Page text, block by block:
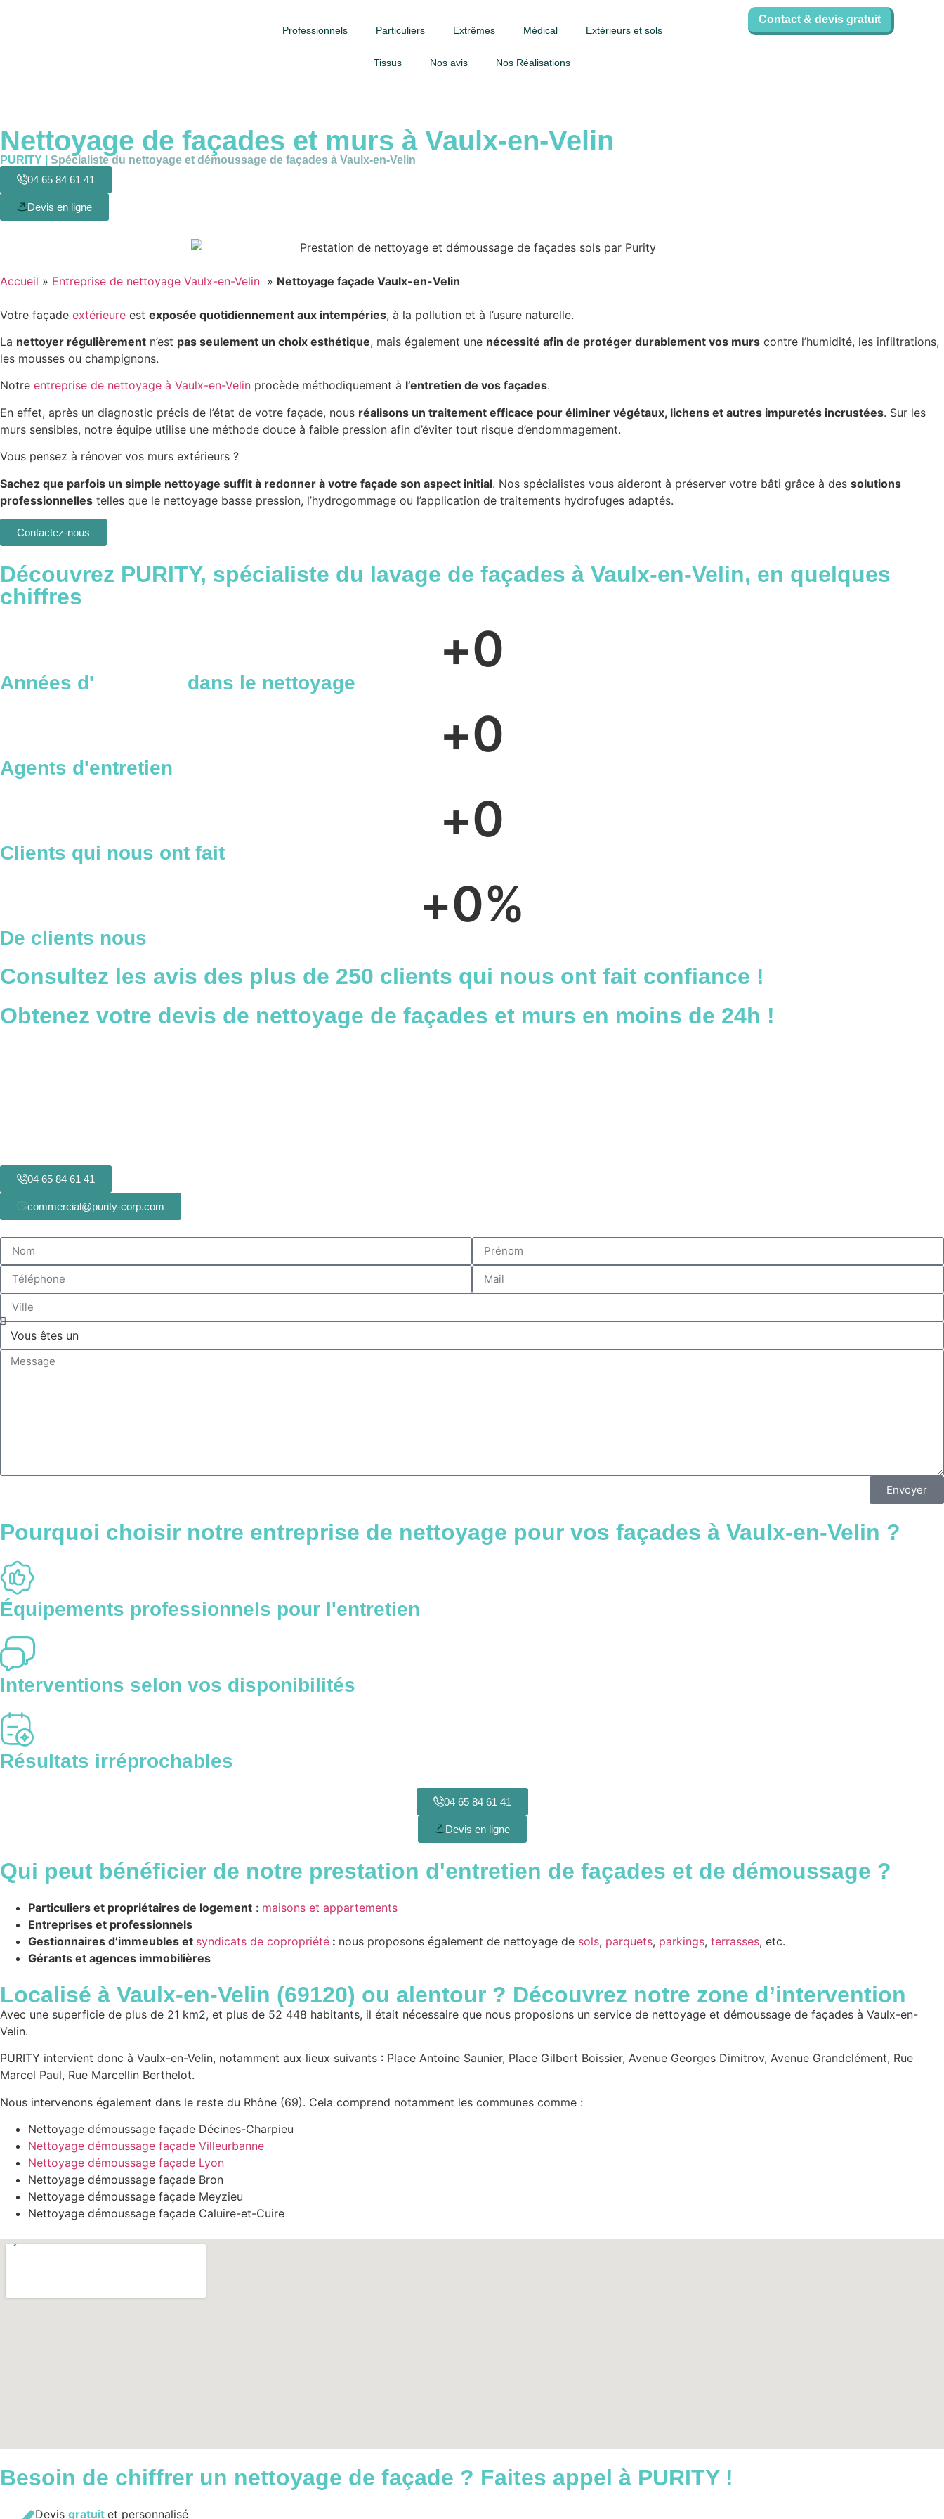
Professionnels Particuliers Extrêmes Médical Extérieurs et sols
Tissus Nos avis Nos Réalisations
Contact & devis gratuit
Nettoyage de façades et murs à Vaulx-en-Velin
PURITY | Spécialiste du nettoyage et démoussage de façades à Vaulx-en-Velin
04 65 84 61 41
Devis en ligne
Accueil » Entreprise de nettoyage Vaulx-en-Velin » Nettoyage façade Vaulx-en-Velin
Votre façade extérieure est exposée quotidiennement aux intempéries, à la pollution et à l’usure naturelle.
La nettoyer régulièrement n’est pas seulement un choix esthétique, mais également une nécessité afin de protéger durablement vos murs contre l’humidité, les infiltrations,
les mousses ou champignons.
Notre entreprise de nettoyage à Vaulx-en-Velin procède méthodiquement à l’entretien de vos façades.
En effet, après un diagnostic précis de l’état de votre façade, nous réalisons un traitement efficace pour éliminer végétaux, lichens et autres impuretés incrustées. Sur les
murs sensibles, notre équipe utilise une méthode douce à faible pression afin d’éviter tout risque d’endommagement.
Vous pensez à rénover vos murs extérieurs ?
Sachez que parfois un simple nettoyage suffit à redonner à votre façade son aspect initial. Nos spécialistes vous aideront à préserver votre bâti grâce à des solutions
professionnelles telles que le nettoyage basse pression, l’hydrogommage ou l’application de traitements hydrofuges adaptés.
Contactez-nous
Découvrez PURITY, spécialiste du lavage de façades à Vaulx-en-Velin, en quelques
chiffres
+0
Années d' dans le nettoyage
+0
Agents d'entretien
+0
Clients qui nous ont fait
+0%
De clients nous
Consultez les avis des plus de 250 clients qui nous ont fait confiance !
Obtenez votre devis de nettoyage de façades et murs en moins de 24h !
04 65 84 61 41
commercial@purity-corp.com
Envoyer
Pourquoi choisir notre entreprise de nettoyage pour vos façades à Vaulx-en-Velin ?
Équipements professionnels pour l'entretien
Interventions selon vos disponibilités
Résultats irréprochables
04 65 84 61 41
Devis en ligne
Qui peut bénéficier de notre prestation d'entretien de façades et de démoussage ?
Particuliers et propriétaires de logement : maisons et appartements
Entreprises et professionnels
Gestionnaires d’immeubles et syndicats de copropriété : nous proposons également de nettoyage de sols, parquets, parkings, terrasses, etc.
Gérants et agences immobilières
Localisé à Vaulx-en-Velin (69120) ou alentour ? Découvrez notre zone d’intervention
Avec une superficie de plus de 21 km2, et plus de 52 448 habitants, il était nécessaire que nous proposions un service de nettoyage et démoussage de façades à Vaulx-en-
Velin.
PURITY intervient donc à Vaulx-en-Velin, notamment aux lieux suivants : Place Antoine Saunier, Place Gilbert Boissier, Avenue Georges Dimitrov, Avenue Grandclément, Rue
Marcel Paul, Rue Marcellin Berthelot.
Nous intervenons également dans le reste du Rhône (69). Cela comprend notamment les communes comme :
Nettoyage démoussage façade Décines-Charpieu
Nettoyage démoussage façade Villeurbanne
Nettoyage démoussage façade Lyon
Nettoyage démoussage façade Bron
Nettoyage démoussage façade Meyzieu
Nettoyage démoussage façade Caluire-et-Cuire
Besoin de chiffrer un nettoyage de façade ? Faites appel à PURITY !
Devis gratuit et personnalisé